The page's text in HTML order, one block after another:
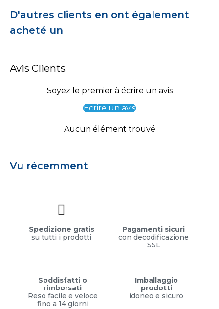
D'autres clients en ont également
acheté un
Avis Clients
Soyez le premier à écrire un avis
Écrire un avis
Aucun élément trouvé
Vu récemment
Spedizione gratis
su tutti i prodotti
Pagamenti sicuri
con decodificazione
SSL
Soddisfatti o
rimborsati
Reso facile e veloce
fino a 14 giorni
Imballaggio
prodotti
idoneo e sicuro